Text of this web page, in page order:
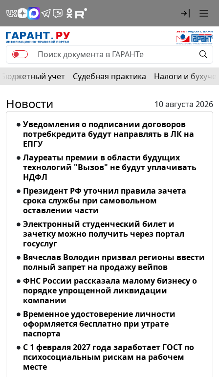
Бюджетный учет Судебная практика Налоги и
Новости
10 августа 2026
Уведомления о подписании договоров
потребкредита будут направлять в ЛК на
ЕПГУ
Лауреаты премии в области будущих
технологий "Вызов" не будут уплачивать
НДФЛ
Президент РФ уточнил правила зачета
срока службы при самовольном
оставлении части
Электронный студенческий билет и
зачетку можно получить через портал
госуслуг
Вячеслав Володин призвал регионы ввести
полный запрет на продажу вейпов
ФНС России рассказала малому бизнесу о
порядке упрощенной ликвидации
компании
Временное удостоверение личности
оформляется бесплатно при утрате
паспорта
С 1 февраля 2027 года заработает ГОСТ по
психосоциальным рискам на рабочем
месте